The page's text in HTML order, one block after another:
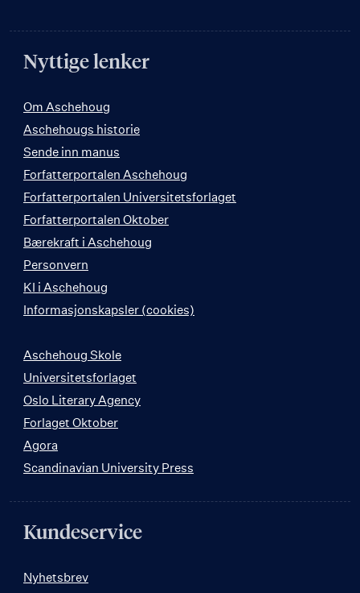
Nyttige lenker
Om Aschehoug
Aschehougs historie
Sende inn manus
Forfatterportalen Aschehoug
Forfatterportalen Universitetsforlaget
Forfatterportalen Oktober
Bærekraft i Aschehoug
Personvern
KI i Aschehoug
Informasjonskapsler (cookies)
Aschehoug Skole
Universitetsforlaget
Oslo Literary Agency
Forlaget Oktober
Agora
Scandinavian University Press
Kundeservice
Nyhetsbrev